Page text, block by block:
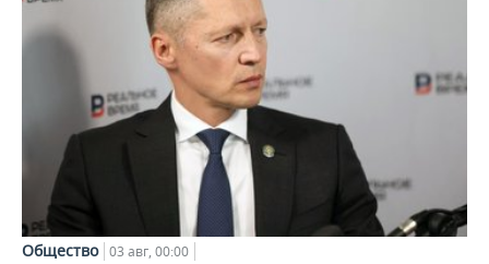
Общество 03 авг, 00:00